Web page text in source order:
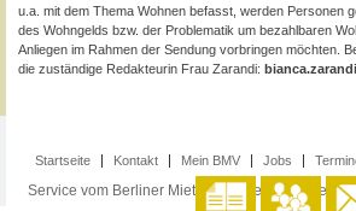
u.a. mit dem Thema Wohnen befasst, werden Personen
des Wohngelds bzw. der Problematik um bezahlbaren
Anliegen im Rahmen der Sendung vorbringen möchten.
die zuständige Redakteurin Frau Zarandi:
Startseite Kontakt Mein BMV Jobs
Service vom Berliner Mieterverein e.V. ·